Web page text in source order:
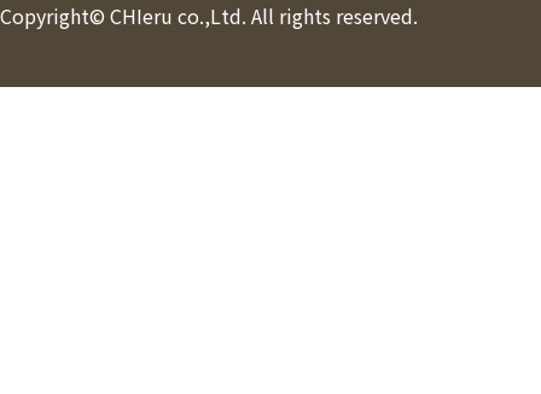
Copyright© CHIeru co.,Ltd. All rights reserved.